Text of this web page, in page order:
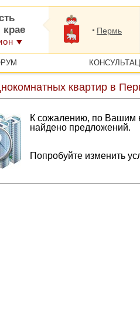
Пермь
квартир в
К сожалению, по Вашим
найдено предложений.
Попробуйте изменить